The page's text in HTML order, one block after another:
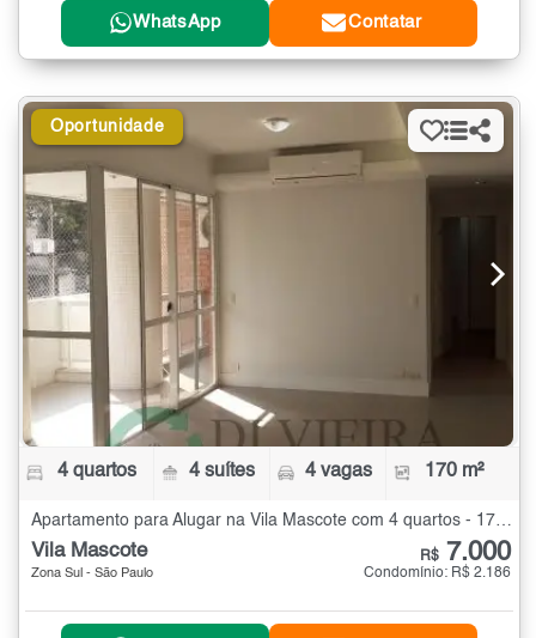
WhatsApp Contatar
Oportunidade
4 quartos 4 suítes 4 vagas 170 m²
Apartamento para Alugar na Vila Mascote com 4 quartos - 170 m²
Vila Mascote
Zona Sul - São Paulo
R$ 7.000
Condomínio: R$ 2.186